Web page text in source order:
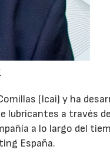
(Icai) y ha
lubricantes a través
a lo largo del
España.